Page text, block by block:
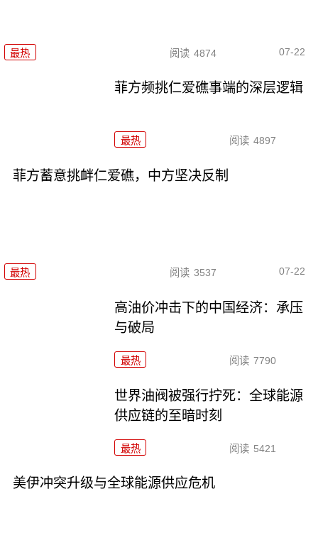
最热 阅读 4874 07-22
菲方频挑仁爱礁事端的深层逻辑
最热 阅读 4897
菲方蓄意挑衅仁爱礁，中方坚决反制
最热 阅读 3537 07-22
高油价冲击下的中国经济：承压
与破局
最热 阅读 7790
世界油阀被强行拧死：全球能源
供应链的至暗时刻
最热 阅读 5421
美伊冲突升级与全球能源供应危机